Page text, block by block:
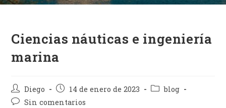
Ciencias náuticas e ingeniería
marina
Diego 14 de enero de 2023
blog
Sin comentarios